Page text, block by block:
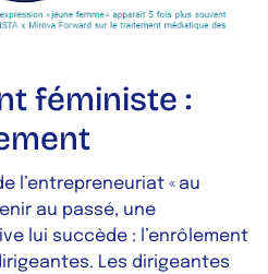
féministe :
l’entrepreneuriat « au
au passé, une
lui succède : l’enrôlement
Les dirigeantes